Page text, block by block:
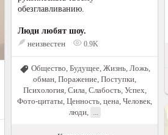
обезглавливанию.
Люди любят шоу.
неизвестен
0.9K
Общество Будущее, Жизнь, Ложь,
обман Поражение Поступки
Психология, Сила Слабость, Успех
Фото-цитаты Ценность, цена Человек,
люди,